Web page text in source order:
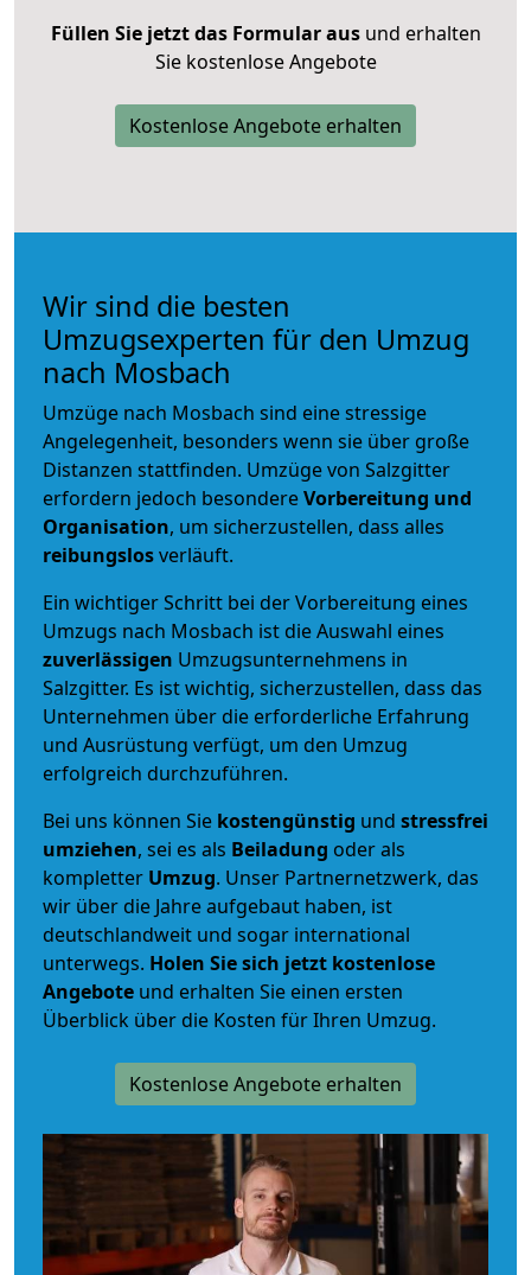
Füllen Sie jetzt das Formular ausund erhalten
Sie kostenlose Angebote
Kostenlose Angebote erhalten
Wir sind die besten
Umzugsexperten für den Umzug
nach Mosbach
Umzüge nach Mosbach sind eine stressige
Angelegenheit, besonders wenn sie über große
Distanzen stattfinden. Umzüge von Salzgitter
erfordern jedoch besondereVorbereitung und
Organisation, um sicherzustellen, dass alles
reibungslosverläuft.
Ein wichtiger Schritt bei der Vorbereitung eines
Umzugs nach Mosbach ist die Auswahl eines
zuverlässigen Umzugsunternehmens in
Salzgitter. Es ist wichtig, sicherzustellen, dass das
Unternehmen über die erforderliche Erfahrung
und Ausrüstung verfügt, um den Umzug
erfolgreich durchzuführen.
Bei uns können Sie kostengünstig und stressfrei
umziehen, sei es als Beiladung oder als
kompletter Umzug. Unser Partnernetzwerk, das
wir über die Jahre aufgebaut haben, ist
deutschlandweit und sogar international
unterwegs. Holen Sie sich jetzt kostenlose
Angebote und erhalten Sie einen ersten
Überblick über die Kosten für Ihren Umzug.
Kostenlose Angebote erhalten